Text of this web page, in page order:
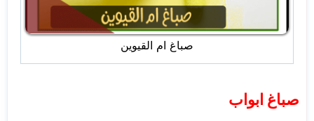
صباغ ام القيوين
صباغ ابواب